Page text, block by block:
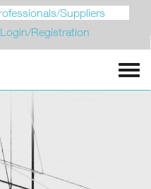
Login/Registration